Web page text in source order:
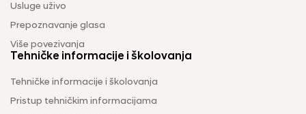
Usluge uživo
Prepoznavanje glasa
Više povezivanja
Tehničke informacije i školovanja
Tehničke informacije i školovanja
Pristup tehničkim informacijama